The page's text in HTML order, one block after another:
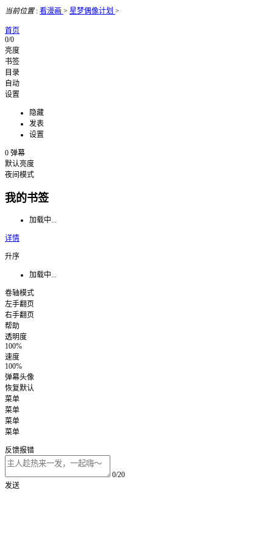
当前位置: 看漫画 > 星梦偶像计划 >
首页
0/0
亮度
书签
目录
自动
设置
隐藏
发表
设置
0 弹幕
默认亮度
夜间模式
我的书签
加载中...
详情
升序
加载中...
卷轴模式
左手翻页
右手翻页
帮助
透明度
100%
速度
100%
弹幕头像
恢复默认
菜单
菜单
菜单
菜单
反馈报错
0/20
发送